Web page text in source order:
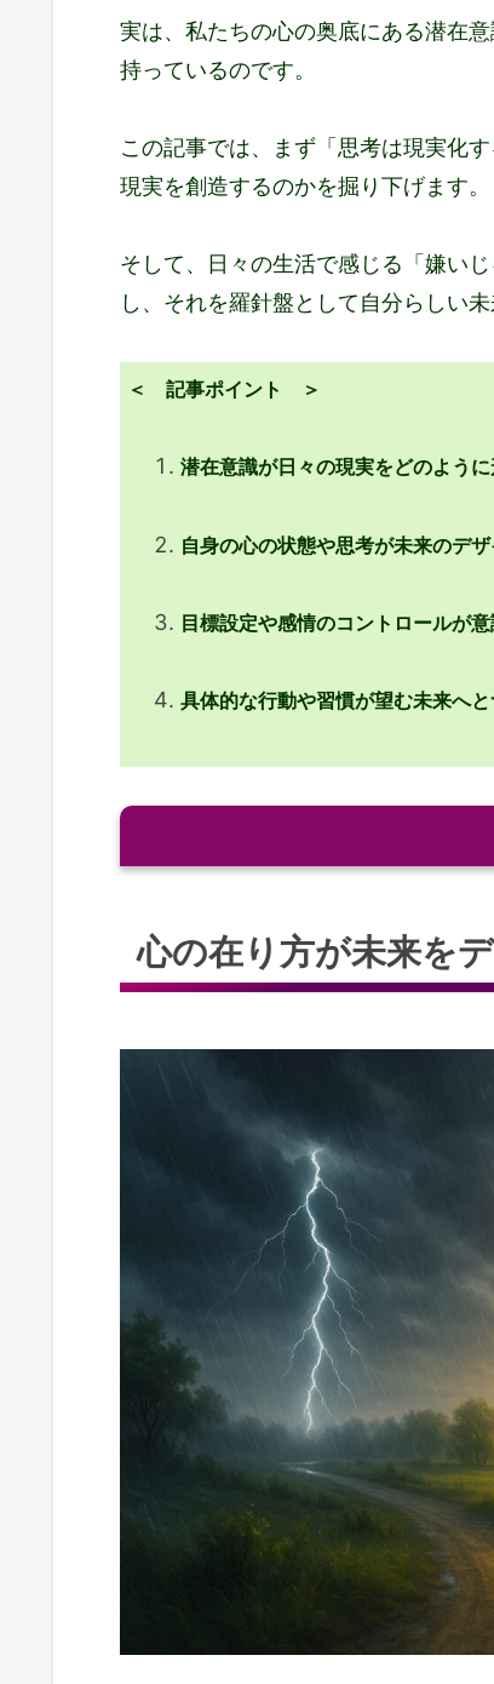
実は、私たちの心の奥底にある潜在
持っているのです。
この記事では、まず「思考は現実化
現実を創造するのかを掘り下げます。
そして、日々の生活で感じる「嫌い
し、それを羅針盤として自分らしい
＜ 記事ポイント ＞
潜在意識が日々の現実をどのよう
自身の心の状態や思考が未来のデ
目標設定や感情のコントロールが
具体的な行動や習慣が望む未来へ
潜在意識が現実をつくる理
「嫌いじゃないけどそれ
日々の選択の質を高める意
意識で未来をデザインする実践
心の整え方と脳の不思議
感情のコントロールで未
人間関係の築き方が広げる
逆境からの学びと成長のス
感謝の力がもたらすもの
人生の目的を見出す意識の
心の在り方、意識が未来
心の在り方が未来を